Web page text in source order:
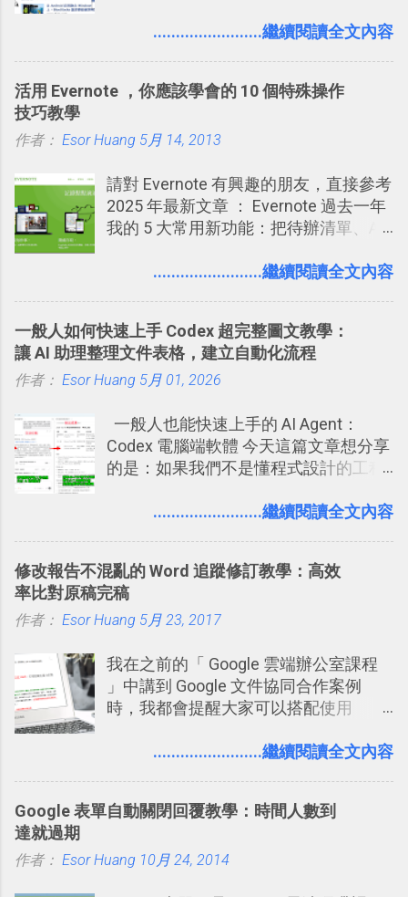
2016/8 新增： Trello 開放「強化功能」
技！最想要的強大 Trello 客製化範例教
急時間管理四象限在 Trello 活用與範本
用 Trello？ 8個專案排程協作重點技巧
2017/6 新增： 如何用 Trello 規劃自助
旅行？我的 Trello 行程計畫使用技巧教
卡片不再落落長？專案管理的5個關鍵
子彈筆記？我的 Trello GTD 方法範例看
板分享
要準備數百個考試問題時，自己手動進
練習的記憶卡片，自動規劃要延期複習
樣的軟體中最受好評的，或許就是今天
用新版的分享功能與隱私設定。 嚴格來
置。不過有一項很實用的設定是新增
你」的內容，決定要不要讓其他朋友看
標籤在他的訊息中，或是想把你標籤在
相片圖片裡，現在你都多了一個「事先
審查」的機制，可以決定這些你被標籤
鴉牆上，從而禁止可能的祕密被你其他
........................繼續閱讀全文內容
活用 Evernote ，你應該學會的 10 個特殊操作
技巧教學
作者： Esor Huang 5月 14, 2013
請對 Evernote 有興趣的朋友，直接參考
2025 年最新文章 ： Evernote 過去一年
我的 5 大常用新功能：把待辦清單、AI
介紹文章： 把不同筆記中的待辦清單統
大綱收合、目錄連結、錨點連結，整理
超長筆記應用案例分享 新功能教學： 會
議記錄不麻煩！我常用兩個 Evernote AI
學： Evernote 新增類似 Google 文件的
「免帳號登入」多人同步編輯功能
........................繼續閱讀全文內容
一般人如何快速上手 Codex 超完整圖文教學：
讓 AI 助理整理文件表格，建立自動化流程
作者： Esor Huang 5月 01, 2026
一般人也能快速上手的 AI Agent：
Codex 電腦端軟體 今天這篇文章想分享
的是：如果我們不是懂程式設計的工程
（ChatGPT） 的 Codex 工具？ 如何用
打造一個更自動化的電腦工作流程。
........................繼續閱讀全文內容
修改報告不混亂的 Word 追蹤修訂教學：高效
率比對原稿完稿
作者： Esor Huang 5月 23, 2017
我在之前的「 Google 雲端辦公室課程
」中講到 Google 文件協同合作案例
時，我都會提醒大家可以搭配使用
多人編輯同一份報告、文章時更加條理
Word 上優秀的文書編輯老傳統：「
Docs！論文改稿必備 」。 但是我也發
........................繼續閱讀全文內容
Google 表單自動關閉回覆教學：時間人數到
達就過期
作者： Esor Huang 10月 24, 2014